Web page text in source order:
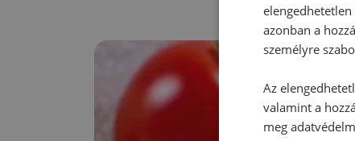
azonban a
személyre
Az
valamint a
meg